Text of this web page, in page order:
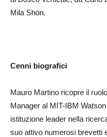
Mila Shön.
Cenni biografici
Mauro Martino ricopre il
Manager al MIT-IBM
istituzione leader nella
suo attivo numerosi brevetti